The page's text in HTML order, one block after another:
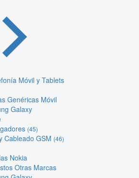
Móvil y Tablets
Genéricas Móvil
Galaxy
(45)
Cableado GSM (46)
Nokia
Otras Marcas